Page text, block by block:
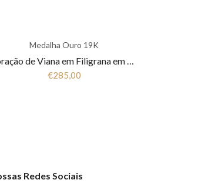
Medalha Ouro 19K
Coração de Viana em Filigrana em Ouro 19.25 K
€285,00
Redes Sociais